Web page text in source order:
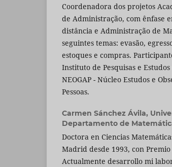
Coordenadora dos projetos
de Administração, com ênfase
distância e Administração de
seguintes temas: evasão,
estoques e compras.
Instituto de Pesquisas e
NEOGAP - Núcleo Estudos e
Pessoas.
Carmen Sánchez Ávila,
Departamento de
Doctora en Ciencias
Madrid desde 1993, con
Actualmente desarrollo mi